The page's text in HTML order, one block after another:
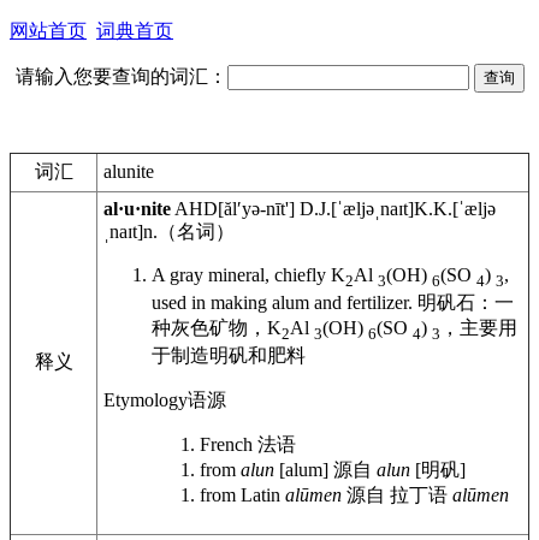
网站首页 词典首页
请输入您要查询的词汇：
词汇 alunite
释义
al·u·nite AHD[ălʹyə-nīt'] D.J.[ˈæljəˌnaɪt]K.K.[ˈæljə
ˌnaɪt]n. （名词）
A gray mineral, chiefly K2Al 3(OH) 6(SO 4) 3,
used in making alum and fertilizer. 明矾石：一
种灰色矿物，K2Al 3(OH) 6(SO 4) 3 ，主要用
于制造明矾和肥料
Etymology语源
French 法语
from alun [alum] 源自 alun [明矾]
from Latin alūmen 源自 拉丁语 alūmen